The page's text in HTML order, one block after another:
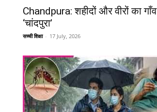
Chandpura: शहीदों और वीरों का गाँव
‘चांदपुरा’
सच्ची शिक्षा - 17 July, 2026